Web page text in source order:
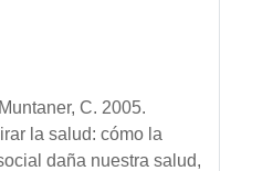
C. 2005.
la salud: cómo la
daña nuestra salud,